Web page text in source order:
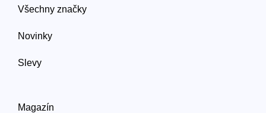
Všechny značky
Novinky
Slevy
Magazín